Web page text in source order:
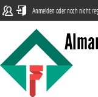
Anmelden oder noch nicht